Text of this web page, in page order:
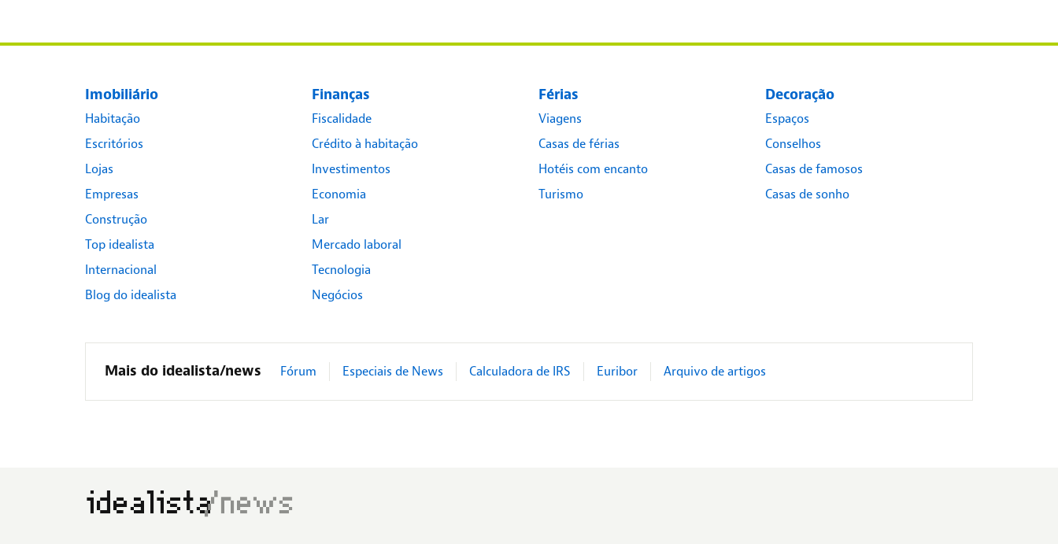
Imobiliário
Habitação
Escritórios
Lojas
Empresas
Construção
Top idealista
Internacional
Blog do idealista
Finanças
Fiscalidade
Crédito à habitação
Investimentos
Economia
Lar
Mercado laboral
Tecnologia
Negócios
Férias
Viagens
Casas de férias
Hotéis com encanto
Turismo
Decoração
Espaços
Conselhos
Casas de famosos
Casas de sonho
Mais do idealista/news Fórum Especiais de News Calculadora de IRS Euribor Arquivo de artigos